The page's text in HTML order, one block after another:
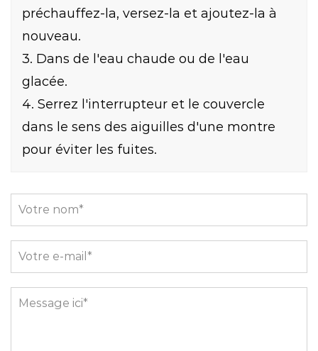
préchauffez-la, versez-la et ajoutez-la à
nouveau.
3. Dans de l'eau chaude ou de l'eau
glacée.
4. Serrez l'interrupteur et le couvercle
dans le sens des aiguilles d'une montre
pour éviter les fuites.